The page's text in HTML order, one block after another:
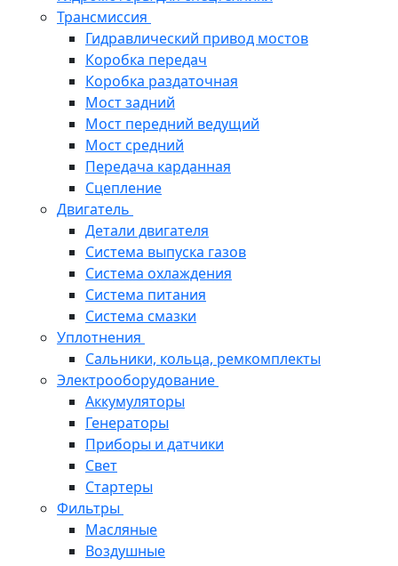
Трансмиссия
Гидравлический привод мостов
Коробка передач
Коробка раздаточная
Мост задний
Мост передний ведущий
Мост средний
Передача карданная
Сцепление
Двигатель
Детали двигателя
Система выпуска газов
Система охлаждения
Система питания
Система смазки
Уплотнения
Сальники, кольца, ремкомплекты
Электрооборудование
Аккумуляторы
Генераторы
Приборы и датчики
Свет
Стартеры
Фильтры
Масляные
Воздушные